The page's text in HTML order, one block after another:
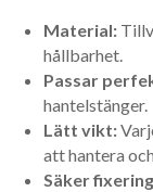
Material:
hållbarhet.
Passar
hantelstänger.
Lätt vikt:
att hantera
Säker